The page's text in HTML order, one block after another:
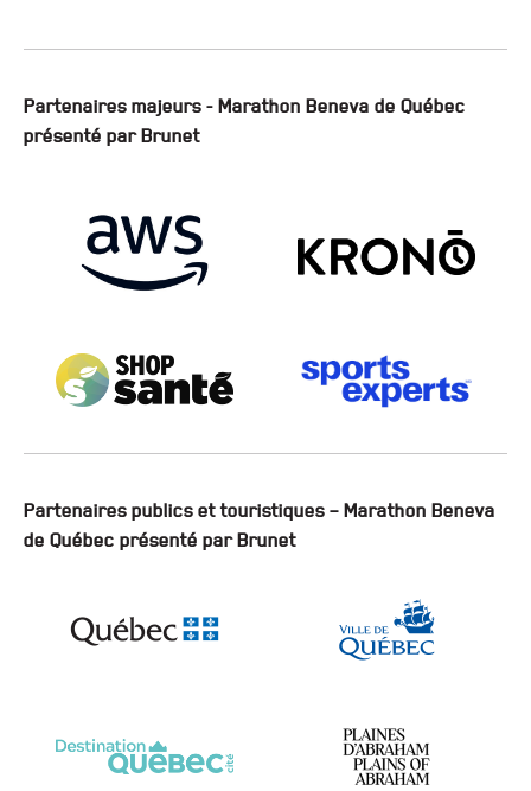
Partenaires majeurs - Marathon Beneva de Québec
présenté par Brunet
Partenaires publics et touristiques – Marathon Beneva
de Québec présenté par Brunet